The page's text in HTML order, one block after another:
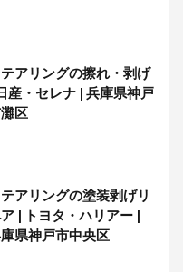
アリングの擦れ・剥げ
産・セレナ | 兵庫県神戸
区
アリングの塗装剥げリ
| トヨタ・ハリアー |
県神戸市中央区